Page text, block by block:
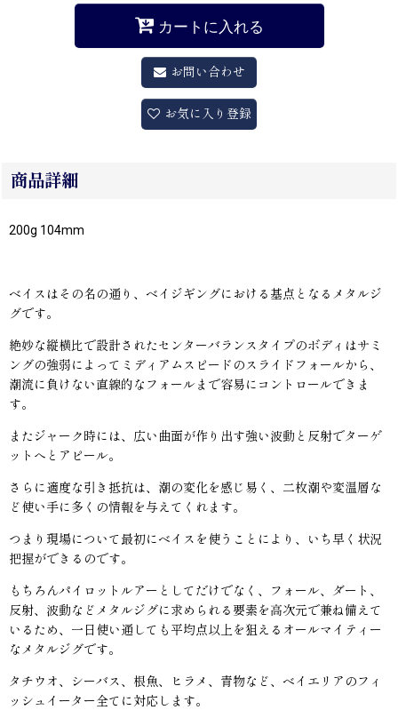
カートに入れる
お問い合わせ
お気に入り登録
商品詳細
200g 104mm
ベイスはその名の通り、ベイジギングにおける基点となるメタルジ
グです。
絶妙な縦横比で設計されたセンターバランスタイプのボディはサミ
ングの強弱によってミディアムスピードのスライドフォールから、
潮流に負けない直線的なフォールまで容易にコントロールできま
す。
またジャーク時には、広い曲面が作り出す強い波動と反射でターゲ
ットへとアピール。
さらに適度な引き抵抗は、潮の変化を感じ易く、二枚潮や変温層な
ど使い手に多くの情報を与えてくれます。
つまり現場について最初にベイスを使うことにより、いち早く状況
把握ができるのです。
もちろんパイロットルアーとしてだけでなく、フォール、ダート、
反射、波動などメタルジグに求められる要素を高次元で兼ね備えて
いるため、一日使い通しても平均点以上を狙えるオールマイティー
なメタルジグです。
タチウオ、シーバス、根魚、ヒラメ、青物など、ベイエリアのフィ
ッシュイーター全てに対応します。